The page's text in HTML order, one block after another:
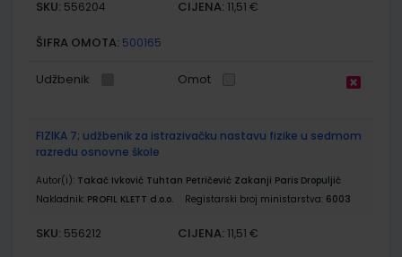
SKU: 556204 CIJENA: 11,51 €
ŠIFRA OMOTA: 500165
Udžbenik Omot
FIZIKA 7; udžbenik za istrazivačku nastavu fizike u sedmom
razredu osnovne škole
Autor(i): Takač Ivković Tuhtan Petričević Zakanji Paris Dropuljić
Nakladnik: PROFIL KLETT d.o.o. Registarski broj ministarstva: 6003
SKU: 556212 CIJENA: 11,51 €